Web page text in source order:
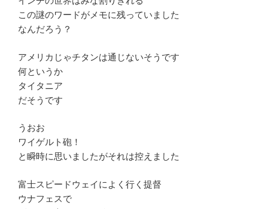
この謎のワードがメモに残っていました
なんだろう？
アメリカじゃチタンは通じないそうです
何というか
タイタニア
だそうです
うおお
ワイゲルト砲！
と瞬時に思いましたがそれは控えました
富士スピードウェイによく行く提督
ウナフェスで